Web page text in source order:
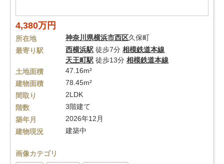
4,380万円
所在地 神奈川県横浜市西区久保町
最寄り駅
西横浜駅 徒歩7分 相模鉄道本線
天王町駅 徒歩13分 相模鉄道本線
土地面積
47.16m²
建物面積
78.45m²
間取り
2LDK
階数
3階建て
築年月
2026年12月
建物現況
建築中
画像カテゴリ